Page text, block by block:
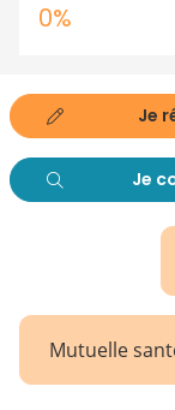
0%
Je
Je
Mutuelle